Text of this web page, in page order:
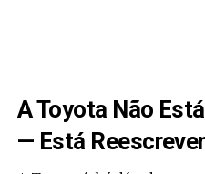
A Toyota Não
— Está